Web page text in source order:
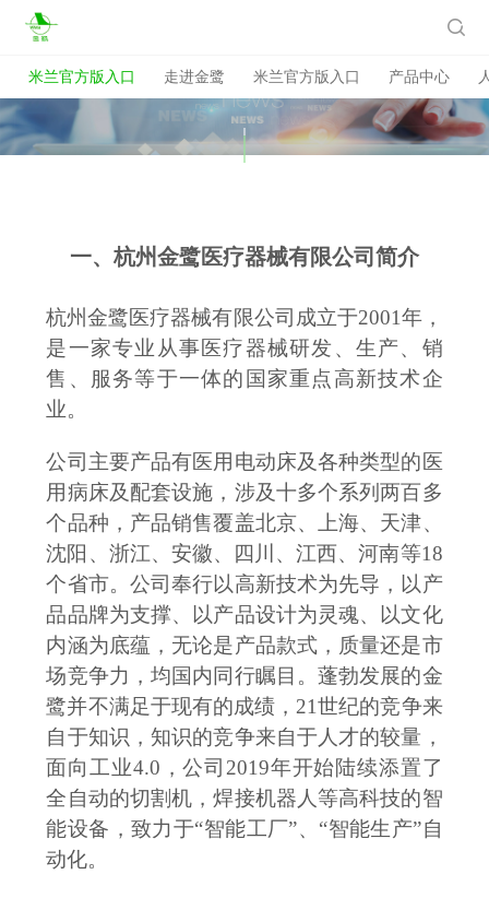
米兰官方版入口
米兰官方版入口 走进金鹭 米兰官方版入口 产品中心

一、杭州金鹭医疗器械有限公司 简介
杭州金鹭医疗器械有限公司成立于2001年，
是一家专业从事医疗器械研发、生产、销
售、服务等于一体的国家重点高新技术企
业。
公司主要产品有医用电动床及各种类型的医
用病床及配套设施，涉及十多个系列两百多
个品种，产品销售覆盖北京、上海、天津、
沈阳、浙江、安徽、四川、江西、河南等18
个省市。公司奉行以高新技术为先导，以产
品品牌为支撑、以产品设计为灵魂、以文化
内涵为底蕴，无论是产品款式，质量还是市
场竞争力，均国内同行瞩目。蓬勃发展的金
鹭并不满足于现有的成绩，21世纪的竞争来
自于知识，知识的竞争来自于人才的较量，
面向工业4.0，公司2019年开始陆续添置了
全自动的切割机，焊接机器人等高科技的智
能设备，致力于“智能工厂”、“智能生产”自
动化。